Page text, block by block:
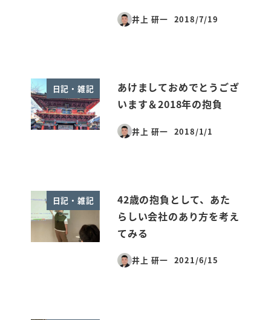
井上 研一
投稿日
2018/7/19
日記・雑記
あけましておめでとうござ
います＆2018年の抱負
井上 研一
投稿日
2018/1/1
日記・雑記
42歳の抱負として、あた
らしい会社のあり方を考え
てみる
井上 研一
投稿日
2021/6/15